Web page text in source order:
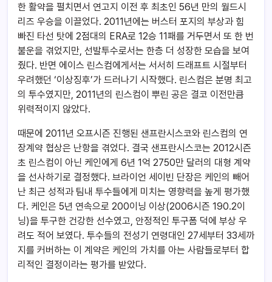
한 활약을 펼치면서 연고지 이전 후 최초인 56년 만의 월드시
리즈 우승을 이끌었다. 2011년에는 버스터 포지의 부상과 힘
빠진 타선 탓에 2점대의 ERA로 12승 11패를 거두면서 또 한 번
불운을 겪었지만, 선발투수로서는 한층 더 성장한 모습을 보여
줬다. 반면 에이스 린스컴에게서는 서서히 드래프트 시절부터
우려했던 ‘이상징후’가 드러나기 시작했다. 린스컴은 분명 최고
의 투수였지만, 2011년의 린스컴이 뿌린 공은 결코 이전만큼
위력적이지 않았다.
때문에 2011년 오프시즌 진행된 샌프란시스코와 린스컴의 연
장계약 협상은 난항을 겪었다. 결국 샌프란시스코는 2012시즌
초 린스컴이 아닌 케인에게 6년 1억 2750만 달러의 대형 계약
을 선사하기로 결정했다. 브라이언 세이빈 단장은 케인의 빼어
난 최근 성적과 팀내 투수들에게 미치는 영향력을 높게 평가했
다. 케인은 5년 연속으로 200이닝 이상(2006시즌 190.2이
닝)을 투구한 건강한 선수였고, 안정적인 투구폼 덕에 부상 우
려도 적어 보였다. 투수들의 전성기 연령대인 27세부터 33세까
지를 커버하는 이 계약은 케인의 가치를 아는 사람들로부터 합
리적인 결정이라는 평가를 받았다.